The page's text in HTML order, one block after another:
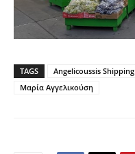
TAGS Angelicoussis Shipping
Μαρία Αγγελικούση